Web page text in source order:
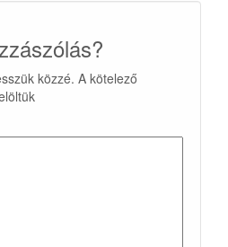
közzé. A kötelező